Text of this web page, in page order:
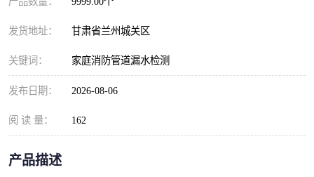
发货地址： 甘肃省兰州城关区
关键词： 家庭消防管道漏水检测
发布日期： 2026-08-06
阅 读 量： 162
产品描述